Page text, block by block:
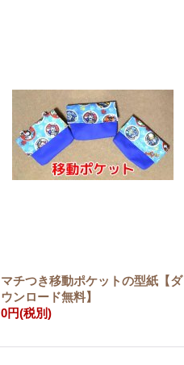
マチつき移動ポケットの型紙【ダ
ウンロード無料】
0円(税別)